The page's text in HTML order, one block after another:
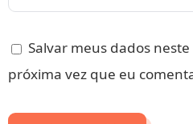
Salvar meus dados
próxima vez que eu